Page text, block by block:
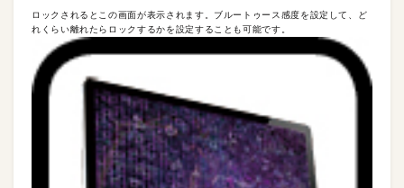
ロックされるとこの画面が表示されます。ブルートゥース感度を設定して、ど
れくらい離れたらロックするかを設定することも可能です。